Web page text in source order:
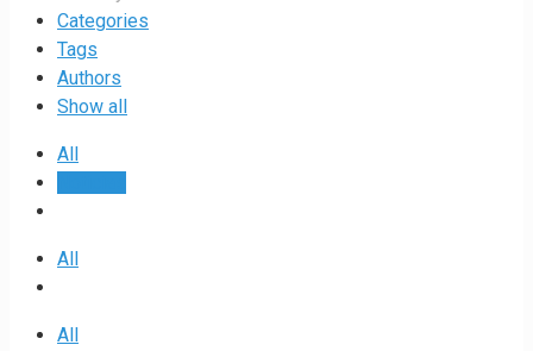
Categories
Tags
Authors
Show all
All
All
All